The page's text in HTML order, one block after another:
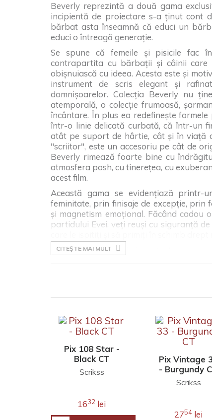
Beverly reprezintă a două gama
incipientă de proiectare s-a ținut cont
bărbat asta înseamnă că educi un
educi o întreagă generație.
Se spune că femeile și pisicile fac
contrapartita cu bărbații și câinii
obișnuiască cu ideea. Acesta este și
instrument de scris elegant și
domnișoarelor. Colecția Beverly nu
atemporală, o colecție frumoasă,
încântare. În plus ea redefinește
într-o linie delicată curbată, că într-un
atât pe suport de hârtie, cât și în viață
"scriitor", este un accesoriu pe cât de
Beverly rimează foarte bine cu
atmosfera posh, cu tinerețea, cu
acest film.
Această gama se evidențiază printr-
feminitate, prin finisaje de excepție,
și magnetism emoțional. Făcând
partidului Evei, veți reuși cu siguranță
Mecanism Twist (prin invartire).
Corp superior din alamă lăcuit cu
Accesorii din alamă placate cu crom.
Corp inferior din alamă lăcuit cu multiple
CITEȘTE MAI MULT
Pix 108 Star -
Black CT
Scrikss
1632 lei
Pix Vintage
- Burgundy
Scrikss
2754 lei